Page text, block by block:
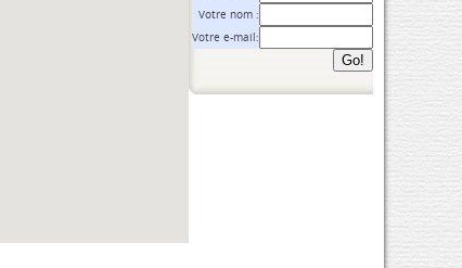
Votre nom :
Votre e-mail: